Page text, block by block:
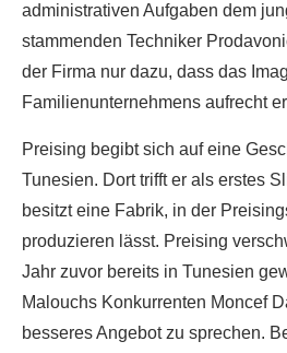
administrativen Aufgaben dem
stammenden Techniker
der Firma nur dazu, dass das
Familienunternehmens aufrecht
Preising begibt sich auf eine
Tunesien. Dort trifft er als erstes
besitzt eine Fabrik, in der
produzieren lässt. Preising
Jahr zuvor bereits in Tunesien
Malouchs Konkurrenten Moncef
besseres Angebot zu sprechen.